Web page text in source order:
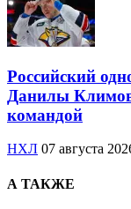
Российский
Данилы
командой
НХЛ 07 августа
А ТАКЖЕ